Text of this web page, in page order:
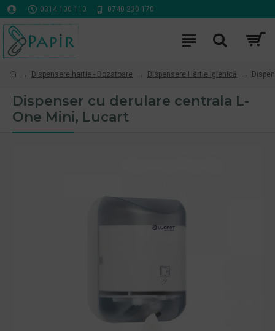
0314 100 110 0740 230 170
Dispensere hartie - Dozatoare Dispensere Hârtie Igienică
Dispenser cu derulare centrala L-
One Mini, Lucart